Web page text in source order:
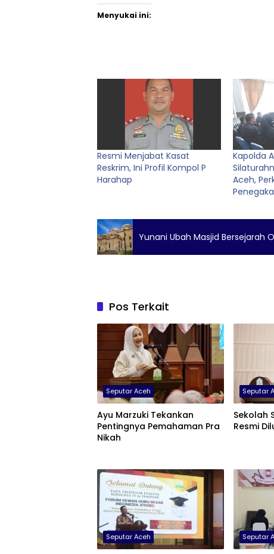
Menyukai ini:
Resmi Menjabat Kasat
Reskrim, Ini Profil Kompol P
Harahap
Kapolda
Aceh,
Yunani Ubah Masjid Bersejarah
Pos Terkait
Seputar Aceh
Ayu Marzuki Tekankan
Pentingnya Pemahaman Pra
Nikah
Seputar
Sekolah
Resmi
Seputar Aceh Seputar